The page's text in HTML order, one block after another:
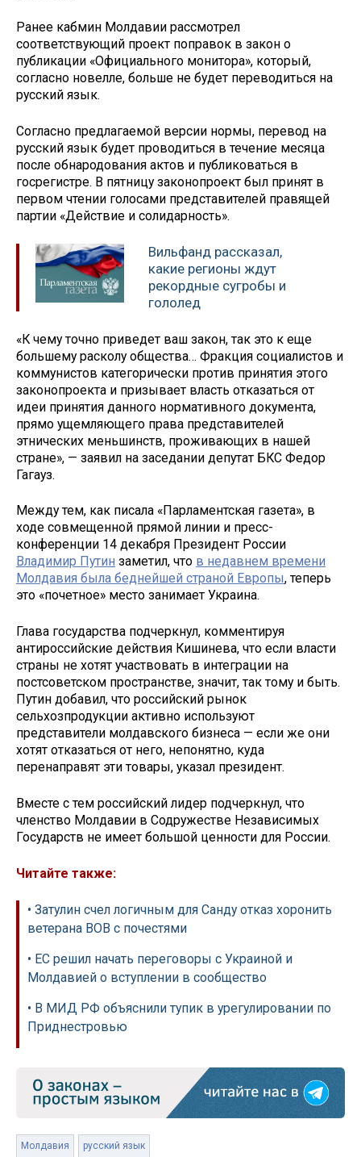
Ранее кабмин Молдавии рассмотрел
соответствующий проект поправок в закон о
публикации «Официального монитора», который,
согласно новелле, больше не будет переводиться на
русский язык.
Согласно предлагаемой версии нормы, перевод на
русский язык будет проводиться в течение месяца
после обнародования актов и публиковаться в
госрегистре. В пятницу законопроект был принят в
первом чтении голосами представителей правящей
партии «Действие и солидарность».
Вильфанд рассказал,
какие регионы ждут
рекордные сугробы и
гололед
«К чему точно приведет ваш закон, так это к еще
большему расколу общества… Фракция социалистов и
коммунистов категорически против принятия этого
законопроекта и призывает власть отказаться от
идеи принятия данного нормативного документа,
прямо ущемляющего права представителей
этнических меньшинств, проживающих в нашей
стране», — заявил на заседании депутат БКС Федор
Гагауз.
Между тем, как писала «Парламентская газета», в
ходе совмещенной прямой линии и пресс-
конференции 14 декабря Президент России
Владимир Путин заметил, что в недавнем времени
Молдавия была беднейшей страной Европы, теперь
это «почетное» место занимает Украина.
Глава государства подчеркнул, комментируя
антироссийские действия Кишинева, что если власти
страны не хотят участвовать в интеграции на
постсоветском пространстве, значит, так тому и быть.
Путин добавил, что российский рынок
сельхозпродукции активно используют
представители молдавского бизнеса — если же они
хотят отказаться от него, непонятно, куда
перенаправят эти товары, указал президент.
Вместе с тем российский лидер подчеркнул, что
членство Молдавии в Содружестве Независимых
Государств не имеет большой ценности для России.
Читайте также:
• Затулин счел логичным для Санду отказ хоронить
ветерана ВОВ с почестями
• ЕС решил начать переговоры с Украиной и
Молдавией о вступлении в сообщество
• В МИД РФ объяснили тупик в урегулировании по
Приднестровью
Молдавия русский язык